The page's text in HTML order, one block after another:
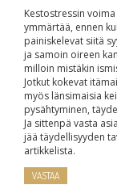
Kestostressin
ymmärtää, ennen
painiskelevat siitä
ja samoin oireen
milloin mistäkin
Jotkut kokevat
myös länsimaisia
pysähtyminen,
Ja sittenpä vasta
jää täydellisyyden
artikkelista.
VASTAA